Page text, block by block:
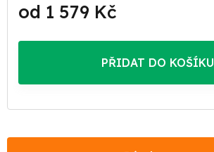
od 1 579 Kč
cena:
PŘIDAT DO KOŠÍKU